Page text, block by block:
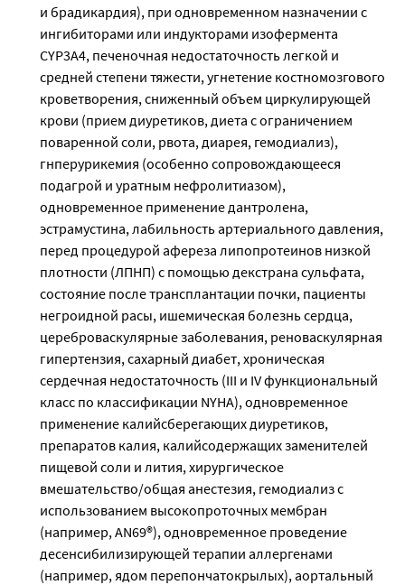
и брадикардия), при одновременном назначении с
ингибиторами или индукторами изофермента
CYP3A4, печеночная недостаточность легкой и
средней степени тяжести, угнетение костномозгового
кроветворения, сниженный объем циркулирующей
крови (прием диуретиков, диета с ограничением
поваренной соли, рвота, диарея, гемодиализ),
гнперурикемия (особенно сопровождающееся
подагрой и уратным нефролитиазом),
одновременное применение дантролена,
эстрамустина, лабильность артериального давления,
перед процедурой афереза липопротеинов низкой
плотности (ЛПНП) с помощью декстрана сульфата,
состояние после трансплантации почки, пациенты
негроидной расы, ишемическая болезнь сердца,
цереброваскулярные заболевания, реноваскулярная
гипертензия, сахарный диабет, хроническая
сердечная недостаточность (III и IV функциональный
класс по классификации NYHA), одновременное
применение калийсберегающих диуретиков,
препаратов калия, калийсодержащих заменителей
пищевой соли и лития, хирургическое
вмешательство/общая анестезия, гемодиализ с
использованием высокопроточных мембран
(например, AN69®), одновременное проведение
десенсибилизирующей терапии аллергенами
(например, ядом перепончатокрылых), аортальный